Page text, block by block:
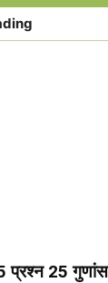
प्रश्न 25